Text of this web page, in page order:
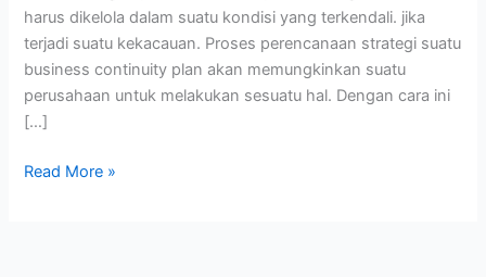
harus dikelola dalam suatu kondisi yang terkendali. jika
terjadi suatu kekacauan. Proses perencanaan strategi suatu
business continuity plan akan memungkinkan suatu
perusahaan untuk melakukan sesuatu hal. Dengan cara ini
[…]
Read More »